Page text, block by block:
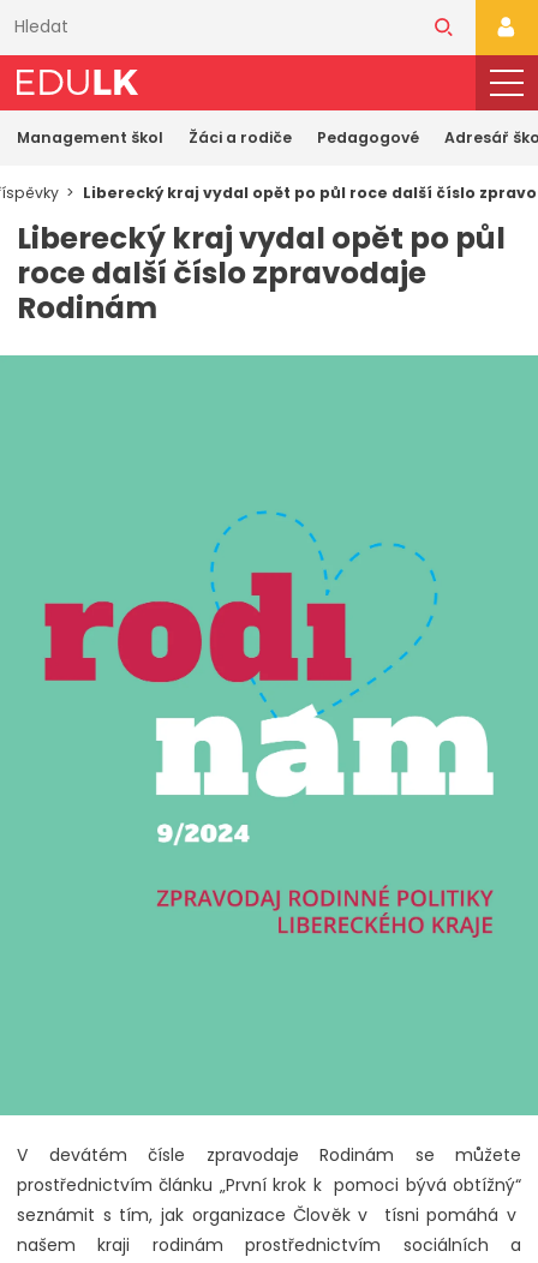
obsahu
Management škol Žáci a rodiče Pedagogové Adresář
Liberecký kraj vydal opět po půl roce další číslo
Liberecký kraj vydal opět po půl
roce další číslo zpravodaje
Rodinám
V devátém čísle zpravodaje Rodinám se můžete
prostřednictvím článku „První krok k pomoci bývá obtížný“
seznámit s tím, jak organizace Člověk v tísni pomáhá v
našem kraji rodinám prostřednictvím sociálních a